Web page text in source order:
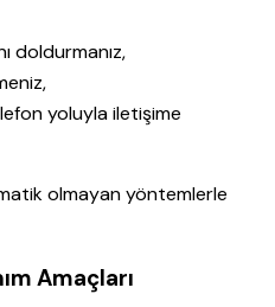
doldurmanız,
yoluyla iletişime
olmayan yöntemlerle
Amaçları